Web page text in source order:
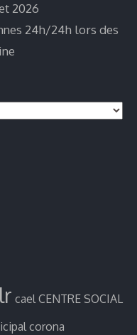
2026
24h/24h lors des
cael CENTRE SOCIAL
corona